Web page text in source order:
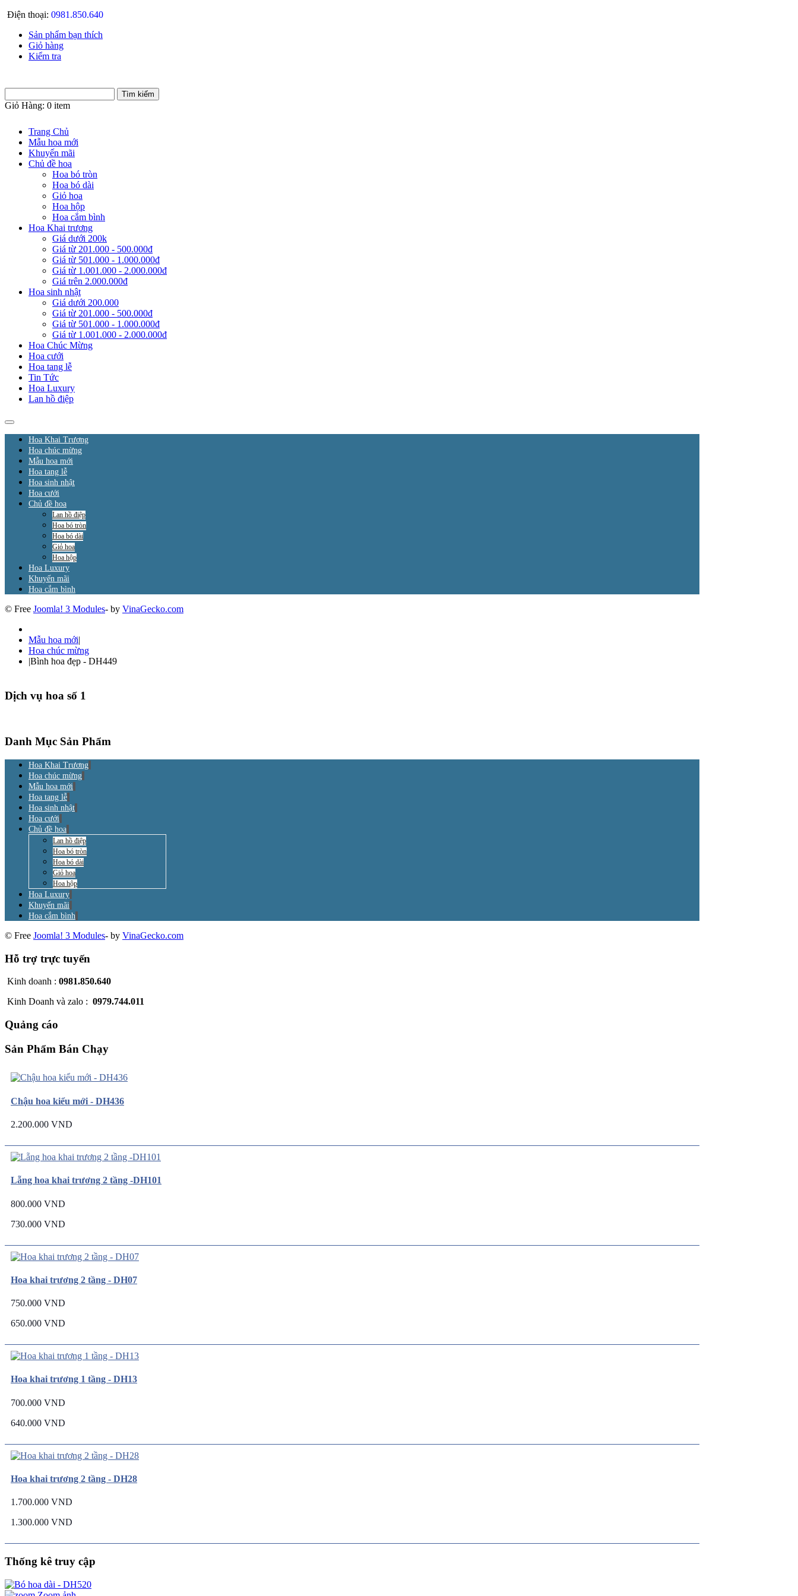
Điện thoại: 0981.850.640
Sản phẩm bạn thích
Giỏ hàng
Kiểm tra
Giỏ Hàng: 0 item
Trang Chủ
Mẫu hoa mới
Khuyến mãi
Chủ đề hoa
Hoa bó tròn
Hoa bó dài
Giỏ hoa
Hoa hộp
Hoa cắm bình
Hoa Khai trương
Giá dưới 200k
Giá từ 201.000 - 500.000đ
Giá từ 501.000 - 1.000.000đ
Giá từ 1.001.000 - 2.000.000đ
Giá trên 2.000.000đ
Hoa sinh nhật
Giá dưới 200.000
Giá từ 201.000 - 500.000đ
Giá từ 501.000 - 1.000.000đ
Giá từ 1.001.000 - 2.000.000đ
Hoa Chúc Mừng
Hoa cưới
Hoa tang lễ
Tin Tức
Hoa Luxury
Lan hồ điệp
Hoa Khai Trương
Hoa chúc mừng
Mẫu hoa mới
Hoa tang lễ
Hoa sinh nhật
Hoa cưới
Chủ đề hoa
Lan hồ điệp
Hoa bó tròn
Hoa bó dài
Giỏ hoa
Hoa hộp
Hoa Luxury
Khuyến mãi
Hoa cắm bình
© Free Joomla! 3 Modules- by VinaGecko.com
Mẫu hoa mới|
Hoa chúc mừng
|Bình hoa đẹp - DH449
Dịch vụ hoa số 1
Danh Mục Sản Phẩm
Hoa Khai Trương
Hoa chúc mừng
Mẫu hoa mới
Hoa tang lễ
Hoa sinh nhật
Hoa cưới
Chủ đề hoa
Lan hồ điệp
Hoa bó tròn
Hoa bó dài
Giỏ hoa
Hoa hộp
Hoa Luxury
Khuyến mãi
Hoa cắm bình
© Free Joomla! 3 Modules- by VinaGecko.com
Hỗ trợ trực tuyến
Kinh doanh : 0981.850.640
Kinh Doanh và zalo : 0979.744.011
Quảng cáo
Sản Phẩm Bán Chạy
Chậu hoa kiểu mới - DH436
2.200.000 VND
Lẵng hoa khai trương 2 tầng -DH101
800.000 VND
730.000 VND
Hoa khai trương 2 tầng - DH07
750.000 VND
650.000 VND
Hoa khai trương 1 tầng - DH13
700.000 VND
640.000 VND
Hoa khai trương 2 tầng - DH28
1.700.000 VND
1.300.000 VND
Thống kê truy cập